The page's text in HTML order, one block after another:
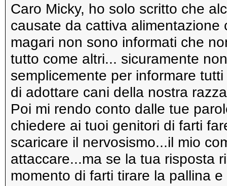
Caro Micky, ho solo scritto che
causate da cattiva
magari non sono informati che
tutto come altri... sicuramente
semplicemente per informare
di adottare cani della nostra
Poi mi rendo conto dalle tue
chiedere ai tuoi genitori di farti
scaricare il nervosismo...il mio
attaccare...ma se la tua risposta
momento di farti tirare la pallina